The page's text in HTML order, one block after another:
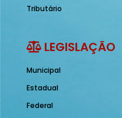
Tributário
LEGISLAÇÃO
Municipal
Estadual
Federal